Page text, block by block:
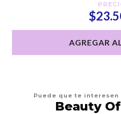
AGREGAR
Puede que te
Beauty